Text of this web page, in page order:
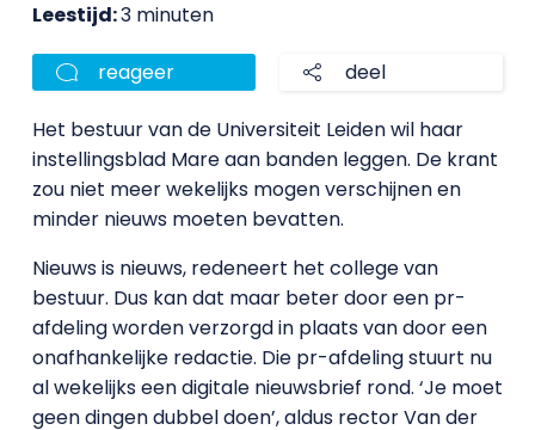
Leestijd:3 minuten
reageer deel
Het bestuur van de Universiteit Leiden wil haar
instellingsblad Mare aan banden leggen. De krant
zou niet meer wekelijks mogen verschijnen en
minder nieuws moeten bevatten.
Nieuws is nieuws, redeneert het college van
bestuur. Dus kan dat maar beter door een pr-
afdeling worden verzorgd in plaats van door een
onafhankelijke redactie. Die pr-afdeling stuurt nu
al wekelijks een digitale nieuwsbrief rond. ‘Je moet
geen dingen dubbel doen’, aldus rector Van der